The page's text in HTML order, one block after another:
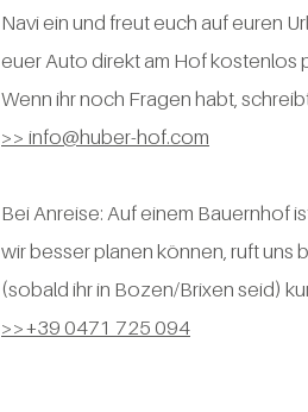
Navi ein und freut euch auf euren
euer Auto direkt am Hof kostenlos
Wenn ihr noch Fragen habt,
>> info@huber-hof.com
Bei Anreise: Auf einem Bauernhof
wir besser planen können, ruft uns
(sobald ihr in Bozen/Brixen seid)
>>​+39 0471 725 094